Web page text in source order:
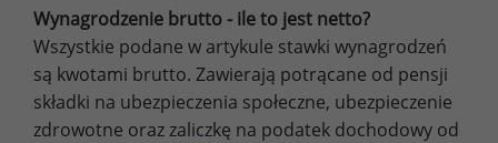
Wynagrodzenie brutto - ile to jest netto?
Wszystkie podane w artykule stawki wynagrodzeń
są kwotami brutto. Zawierają potrącane od pensji
składki na ubezpieczenia społeczne, ubezpieczenie
zdrowotne oraz zaliczkę na podatek dochodowy od